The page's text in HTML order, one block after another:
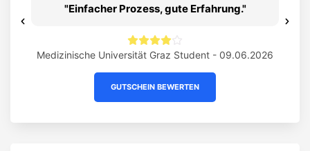
Einfacher Prozess, gute Erfahrung.
Medizinische Universität Graz Student - 09.06.2026
GUTSCHEIN BEWERTEN